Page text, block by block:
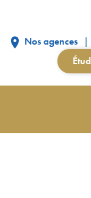
Nos agences